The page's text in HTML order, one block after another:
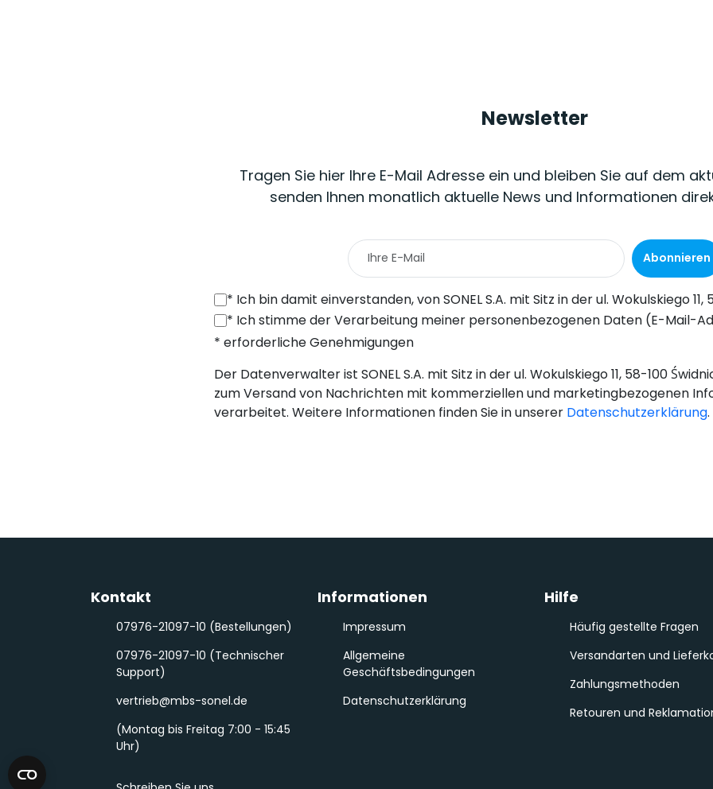
Newsletter
Tragen Sie hier Ihre E-Mail Adresse ein und bleiben Sie auf dem
senden Ihnen monatlich aktuelle News und Informationen
Abonnieren
* Ich bin damit einverstanden, von SONEL S.A. mit Sitz in der ul. Wokulskiego 11, 58-100 Świdnica, kommerzielle Informationen auf elektronischem Wege (an die angegebene E-Mail-Adresse) zu Marketingzwecken gemäß Art. 398 des Gesetzes vom 12. Juli 2024 über
* Ich stimme der Verarbeitung meiner personenbezogenen Daten (E-Mail-Adresse) durch SONEL S.A. mit Sitz in ul. Wokulskiego 11, 58-100 Świdnica, zum Zwecke des Versands eines Newsletters mit kommerziellen und marketingbezogenen Informationen gemäß Art. 6 Abs. 1
* erforderliche Genehmigungen
Der Datenverwalter ist SONEL S.A. mit Sitz in der ul. Wokulskiego 11, 58-100
zum Versand von Nachrichten mit kommerziellen und marketingbezogenen
verarbeitet. Weitere Informationen finden Sie in unserer Datenschutzerklärung.
Kontakt
07976-21097-10 (Bestellungen)
07976-21097-10 (Technischer
Support)
vertrieb@mbs-sonel.de
(Montag bis Freitag 7:00 - 15:45
Uhr)
Informationen
Impressum
Allgemeine
Geschäftsbedingungen
Datenschutzerklärung
Hilfe
Häufig gestellte Fragen
Versandarten und
Zahlungsmethoden
Retouren und